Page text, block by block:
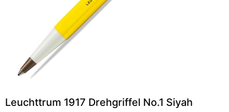
Leuchttrum 1917 Drehgriffel No.1 Siyah